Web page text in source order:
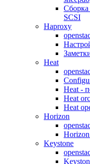
Сборка
SCSI
Haproxy
Heat
Heat -
Heat
Heat
Horizon
Horizon
Keystone